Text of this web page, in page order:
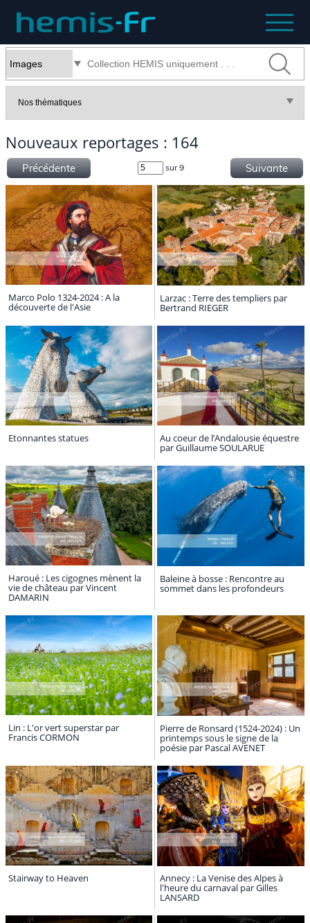
Nouveaux reportages : 164
Précédente sur 9 Suivante
Marco Polo 1324-2024 : A la
découverte de l'Asie
Larzac : Terre des templiers par
Bertrand RIEGER
Etonnantes statues Au coeur de l’Andalousie équestre
par Guillaume SOULARUE
Haroué : Les cigognes mènent la
vie de château par Vincent
DAMARIN
Baleine à bosse : Rencontre au
sommet dans les profondeurs
Lin : L'or vert superstar par
Francis CORMON
Pierre de Ronsard (1524-2024) : Un
printemps sous le signe de la
poésie par Pascal AVENET
Stairway to Heaven Annecy : La Venise des Alpes à
l'heure du carnaval par Gilles
LANSARD